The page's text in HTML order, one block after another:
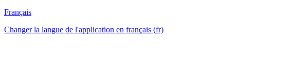
Français
Changer la langue de l'application en français (fr)